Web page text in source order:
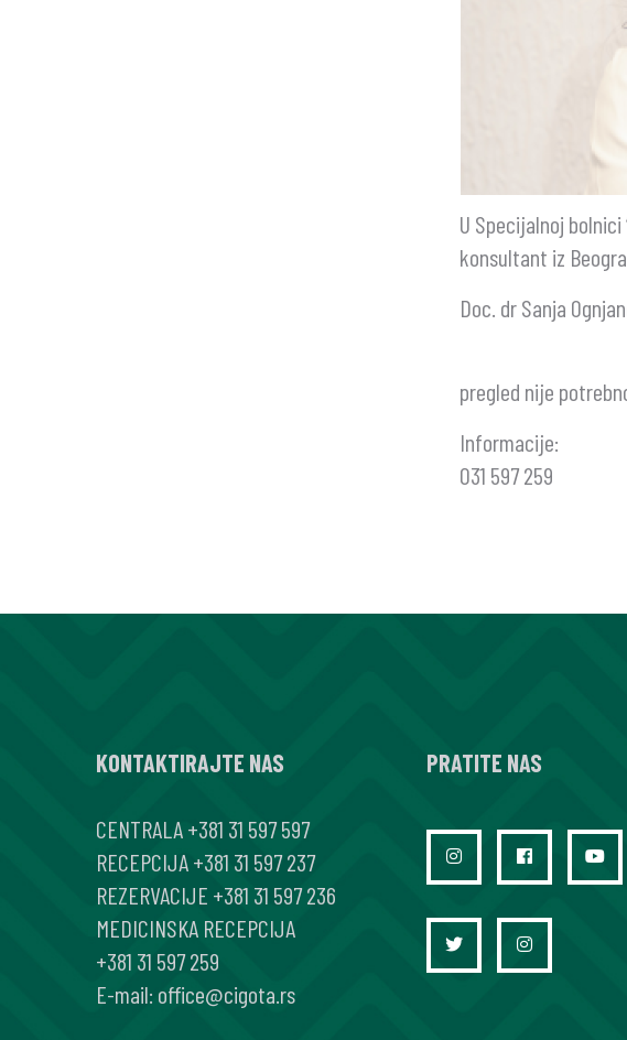
U Specijalnoj
konsultant iz
Doc. dr Sanja
pregled nije
Informacije:
031 597 259
KONTAKTIRAJTE NAS
CENTRALA+381 31 597 597
RECEPCIJA+381 31 597 237
REZERVACIJE +381 31 597 236
MEDICINSKA RECEPCIJA
+381 31 597 259
E-mail: office@cigota.rs
PRATITE NAS